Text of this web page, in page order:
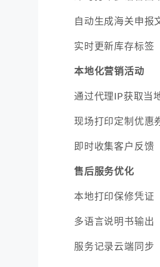
自动生成海关申报
实时更新库存标签
本地化营销活动
通过代理IP获取当
现场打印定制优惠
即时收集客户反馈
售后服务优化
本地打印保修凭证
多语言说明书输出
服务记录云端同步